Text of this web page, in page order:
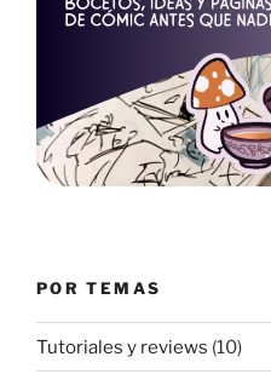
POR TEMAS
Tutoriales y reviews (10)